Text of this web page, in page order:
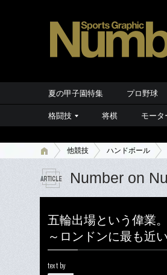
夏の甲子園特集 プロ野球
格闘技 将棋 モータ
他競技 ハンドボール
Number on
五輪出場という偉業。
～ロンドンに最も近
text by